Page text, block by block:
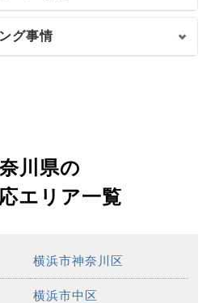
グ事情
川県の
エリア一覧
横浜市神奈川区
横浜市中区